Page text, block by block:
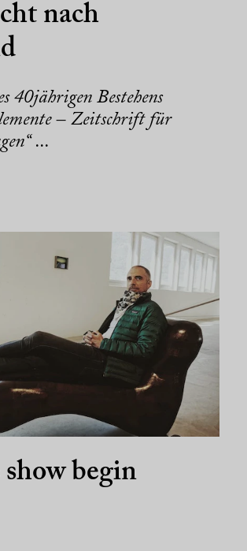
nach
40jährigen Bestehens
– Zeitschrift für
...
begin